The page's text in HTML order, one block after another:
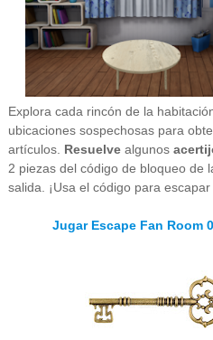
Explora cada rincón de la
ubicaciones sospechosas para
artículos. Resuelve algunos
2 piezas del código de bloqueo de
salida. ¡Usa el código para
Jugar Escape Fan Room